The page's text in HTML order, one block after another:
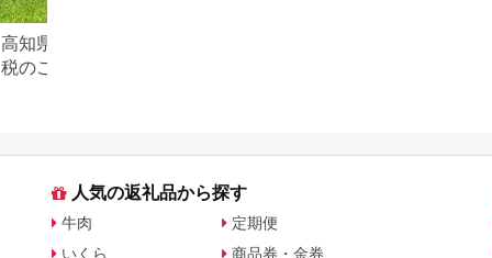
高知県梼原町のふるさと納
税のご紹介
人気の返礼品から探す
牛肉
いくら
定期便
商品券・金券